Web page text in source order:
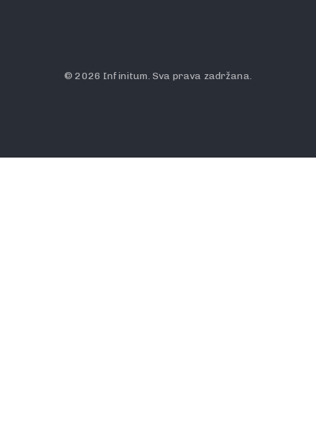
© 2026 Infinitum. Sva prava zadržana.